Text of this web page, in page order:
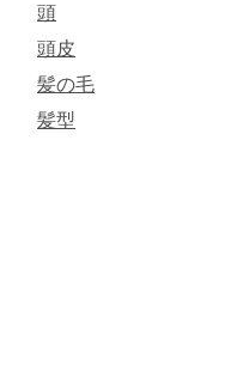
頭
頭皮
髪の毛
髪型